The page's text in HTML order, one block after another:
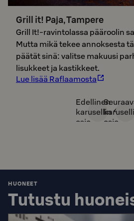
Grill it! Paja, Tampere
Grill It!-ravintolassa pääroolin
Mutta mikä tekee annoksesta
päätät sinä: valitse makuusi
lisukkeet ja kastikkeet.
Lue lisää Raflaamosta
Edellinen
karusellin
osio
osio
HUONEET
Tutustu